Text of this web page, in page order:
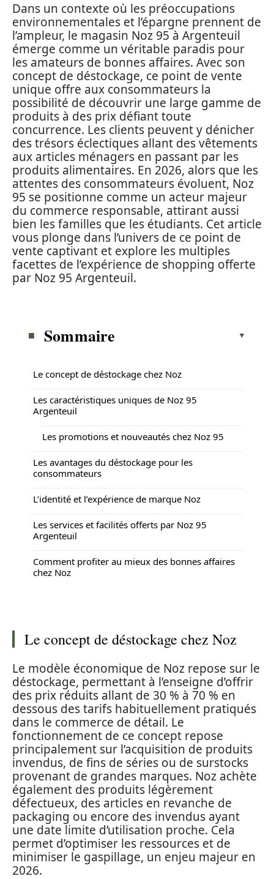
Dans un contexte où les préoccupations
environnementales et l’épargne prennent de
l’ampleur, le magasin Noz 95 à Argenteuil
émerge comme un véritable paradis pour
les amateurs de bonnes affaires. Avec son
concept de déstockage, ce point de vente
unique offre aux consommateurs la
possibilité de découvrir une large gamme de
produits à des prix défiant toute
concurrence. Les clients peuvent y dénicher
des trésors éclectiques allant des vêtements
aux articles ménagers en passant par les
produits alimentaires. En 2026, alors que les
attentes des consommateurs évoluent, Noz
95 se positionne comme un acteur majeur
du commerce responsable, attirant aussi
bien les familles que les étudiants. Cet article
vous plonge dans l’univers de ce point de
vente captivant et explore les multiples
facettes de l’expérience de shopping offerte
par Noz 95 Argenteuil.
Sommaire
Le concept de déstockage chez Noz
Les caractéristiques uniques de Noz 95
Argenteuil
Les promotions et nouveautés chez Noz 95
Les avantages du déstockage pour les
consommateurs
L’identité et l’expérience de marque Noz
Les services et facilités offerts par Noz 95
Argenteuil
Comment profiter au mieux des bonnes affaires
chez Noz
Le concept de déstockage chez Noz
Le modèle économique de Noz repose sur le
déstockage, permettant à l’enseigne d’offrir
des prix réduits allant de 30 % à 70 % en
dessous des tarifs habituellement pratiqués
dans le commerce de détail. Le
fonctionnement de ce concept repose
principalement sur l’acquisition de produits
invendus, de fins de séries ou de surstocks
provenant de grandes marques. Noz achète
également des produits légèrement
défectueux, des articles en revanche de
packaging ou encore des invendus ayant
une date limite d’utilisation proche. Cela
permet d’optimiser les ressources et de
minimiser le gaspillage, un enjeu majeur en
2026.